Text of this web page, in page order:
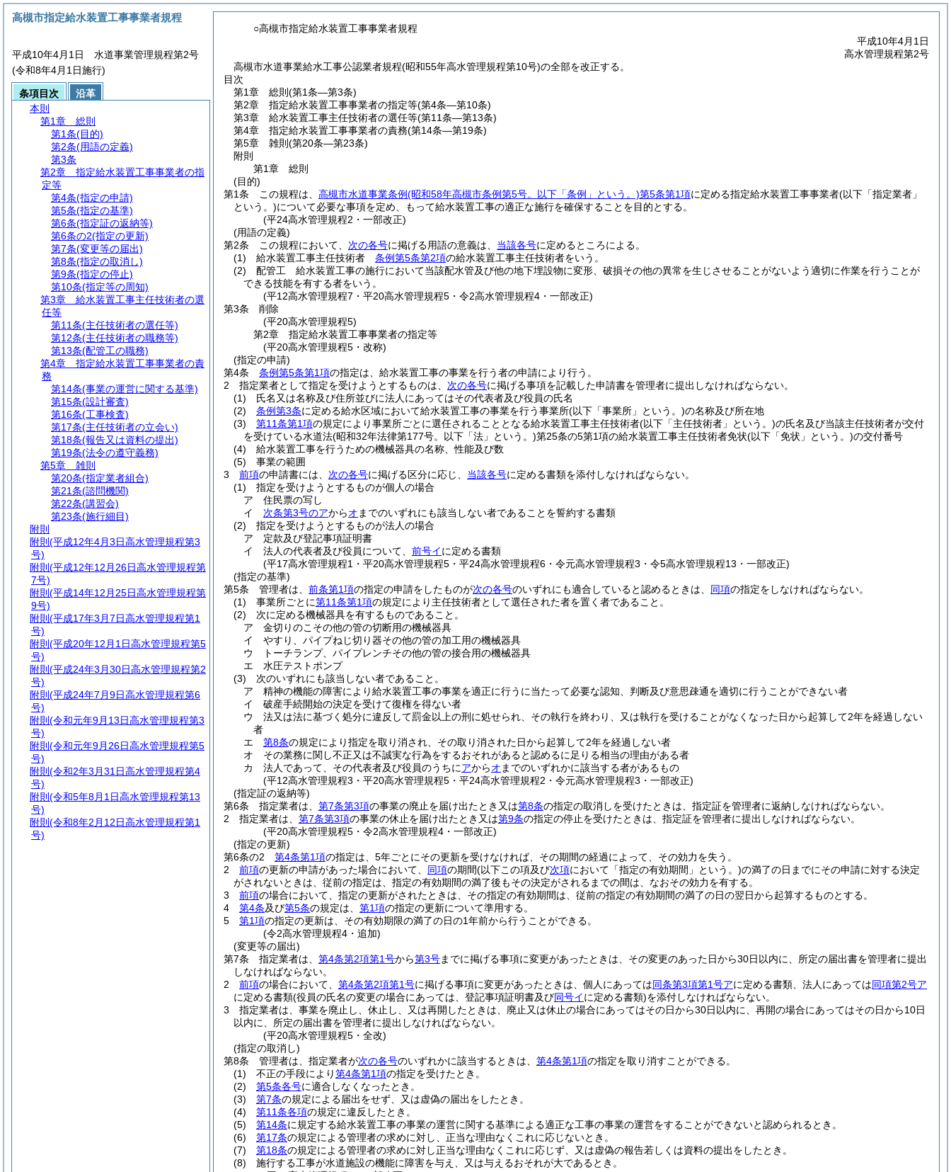
○高槻市指定給水装置工事事業者規程
平成10年4月1日
高水管理規程第2号
高槻市水道事業給水工事公認業者規程(昭和55年高水管理規程第10号)の全部を改正する。
目次
第1章
総則 (第1条―第3条)
第2章
指定給水装置工事事業者の指定等(第4条―第10条)
第3章
給水装置工事主任技術者の選任等(第11条―第13条)
第4章
指定給水装置工事事業者の責務(第14条―第19条)
第5章
雑則 (第20条―第23条)
附則
第1章
総則
(目的)
第1条
この規程は、 高槻市水道事業条例(昭和58年高槻市条例第5号。以下「条例」という。)第5条第1項に定める指定給水装置工事事業者(以下「指定業者」
という。)について必要な事項を定め、もって給水装置工事の適正な施行を確保することを目的とする。
(平24高水管理規程2・一部改正)
(用語の定義)
第2条
この規程において、 次の各号に掲げる用語の意義は、 当該各号に定めるところによる。
(1)
給水装置工事主任技術者 条例第5条第2項の給水装置工事主任技術者をいう。
(2)
配管工 給水装置工事の施行において当該配水管及び他の地下埋設物に変形、破損その他の異常を生じさせることがないよう適切に作業を行うことが
できる技能を有する者をいう。
(平12高水管理規程7・平20高水管理規程5・令2高水管理規程4・一部改正)
第3条
削除
(平20高水管理規程5)
第2章
指定給水装置工事事業者の指定等
(平20高水管理規程5・改称)
(指定の申請)
第4条
条例第5条第1項の指定は、給水装置工事の事業を行う者の申請により行う。
2
指定業者として指定を受けようとするものは、 次の各号に掲げる事項を記載した申請書を管理者に提出しなければならない。
(1)
氏名又は名称及び住所並びに法人にあってはその代表者及び役員の氏名
(2)
条例第3条に定める給水区域において給水装置工事の事業を行う事業所(以下「事業所」という。)の名称及び所在地
(3)
第11条第1項の規定により事業所ごとに選任されることとなる給水装置工事主任技術者(以下「主任技術者」という。)の氏名及び当該主任技術者が交付
を受けている水道法(昭和32年法律第177号。以下「法」という。)第25条の5第1項の給水装置工事主任技術者免状(以下「免状」という。)の交付番号
(4)
給水装置工事を行うための機械器具の名称、性能及び数
(5)
事業の範囲
3
前項の申請書には、 次の各号に掲げる区分に応じ、 当該各号に定める書類を添付しなければならない。
(1)
指定を受けようとするものが個人の場合
ア
住民票の写し
イ
次条第3号のアからオ までのいずれにも該当しない者であることを誓約する書類
(2)
指定を受けようとするものが法人の場合
ア
定款及び登記事項証明書
イ
法人の代表者及び役員について、 前号イに定める書類
(平17高水管理規程1・平20高水管理規程5・平24高水管理規程6・令元高水管理規程3・令5高水管理規程13・一部改正)
(指定の基準)
第5条
管理者は、 前条第1項の指定の申請をしたものが次の各号のいずれにも適合していると認めるときは、 同項の指定をしなければならない。
(1)
事業所ごとに第11条第1項の規定により主任技術者として選任された者を置く者であること。
(2)
次に定める機械器具を有するものであること。
ア
金切りのこその他の管の切断用の機械器具
イ
やすり、パイプねじ切り器その他の管の加工用の機械器具
ウ
トーチランプ、パイプレンチその他の管の接合用の機械器具
エ
水圧テストポンプ
(3)
次のいずれにも該当しない者であること。
ア
精神の機能の障害により給水装置工事の事業を適正に行うに当たって必要な認知、判断及び意思疎通を適切に行うことができない者
イ
破産手続開始の決定を受けて復権を得ない者
ウ
法又は法に基づく処分に違反して罰金以上の刑に処せられ、その執行を終わり、又は執行を受けることがなくなった日から起算して2年を経過しない
者
エ
第8条の規定により指定を取り消され、その取り消された日から起算して2年を経過しない者
オ
その業務に関し不正又は不誠実な行為をするおそれがあると認めるに足りる相当の理由がある者
カ
法人であって、その代表者及び役員のうちにアからオ までのいずれかに該当する者があるもの
(平12高水管理規程3・平20高水管理規程5・平24高水管理規程2・令元高水管理規程3・一部改正)
(指定証の返納等)
第6条
指定業者は、 第7条第3項の事業の廃止を届け出たとき又は第8条の指定の取消しを受けたときは、指定証を管理者に返納しなければならない。
2
指定業者は、 第7条第3項の事業の休止を届け出たとき又は第9条の指定の停止を受けたときは、指定証を管理者に提出しなければならない。
(平20高水管理規程5・令2高水管理規程4・一部改正)
(指定の更新)
第6条の2
第4条第1項の指定は、5年ごとにその更新を受けなければ、その期間の経過によって、その効力を失う。
2
前項の更新の申請があった場合において、 同項の期間(以下この項及び次項において「指定の有効期間」という。)の満了の日までにその申請に対する決定
がされないときは、従前の指定は、指定の有効期間の満了後もその決定がされるまでの間は、なおその効力を有する。
3
前項の場合において、指定の更新がされたときは、その指定の有効期間は、従前の指定の有効期間の満了の日の翌日から起算するものとする。
4
第4条及び第5条の規定は、 第1項の指定の更新について準用する。
5
第1項の指定の更新は、その有効期限の満了の日の1年前から行うことができる。
(令2高水管理規程4・追加)
(変更等の届出)
第7条
指定業者は、 第4条第2項第1号から第3号までに掲げる事項に変更があったときは、その変更のあった日から30日以内に、所定の届出書を管理者に提出
しなければならない。
2
前項の場合において、 第4条第2項第1号に掲げる事項に変更があったときは、個人にあっては同条第3項第1号アに定める書類、法人にあっては同項第2号ア
に定める書類(役員の氏名の変更の場合にあっては、登記事項証明書及び同号イに定める書類)を添付しなければならない。
3
指定業者は、事業を廃止し、休止し、又は再開したときは、廃止又は休止の場合にあってはその日から30日以内に、再開の場合にあってはその日から10日
以内に、所定の届出書を管理者に提出しなければならない。
(平20高水管理規程5・全改)
(指定の取消し)
第8条
管理者は、指定業者が次の各号のいずれかに該当するときは、 第4条第1項の指定を取り消すことができる。
(1)
不正の手段により第4条第1項の指定を受けたとき。
(2)
第5条各号に適合しなくなったとき。
(3)
第7条の規定による届出をせず、又は虚偽の届出をしたとき。
(4)
第11条各項の規定に違反したとき。
(5)
第14条に規定する給水装置工事の事業の運営に関する基準による適正な工事の事業の運営をすることができないと認められるとき。
(6)
第17条の規定による管理者の求めに対し、正当な理由なくこれに応じないとき。
(7)
第18条の規定による管理者の求めに対し正当な理由なくこれに応じず、又は虚偽の報告若しくは資料の提出をしたとき。
(8)
施行する工事が水道施設の機能に障害を与え、又は与えるおそれが大であるとき。
高槻市指定給水装置工事事業者規程
平成10年4月1日 水道事業管理規程第2号
(令和8年4月1日施行)
条項目次
沿革
本則
第1章
総則
第1条(目的)
第2条(用語の定義)
第3条
第2章
指定給水装置工事事業者の指
定等
第4条(指定の申請)
第5条(指定の基準)
第6条(指定証の返納等)
第6条の2(指定の更新)
第7条(変更等の届出)
第8条(指定の取消し)
第9条(指定の停止)
第10条(指定等の周知)
第3章
給水装置工事主任技術者の選
任等
第11条(主任技術者の選任等)
第12条(主任技術者の職務等)
第13条(配管工の職務)
第4章
指定給水装置工事事業者の責
務
第14条(事業の運営に関する基準)
第15条(設計審査)
第16条(工事検査)
第17条(主任技術者の立会い)
第18条(報告又は資料の提出)
第19条(法令の遵守義務)
第5章
雑則
第20条(指定業者組合)
第21条(諮問機関)
第22条(講習会)
第23条(施行細目)
附則
附則 (平成12年4月3日高水管理規程第3
号)
附則 (平成12年12月26日高水管理規程第
7号)
附則 (平成14年12月25日高水管理規程第
9号)
附則 (平成17年3月7日高水管理規程第1
号)
附則 (平成20年12月1日高水管理規程第5
号)
附則 (平成24年3月30日高水管理規程第2
号)
附則 (平成24年7月9日高水管理規程第6
号)
附則 (令和元年9月13日高水管理規程第3
号)
附則 (令和元年9月26日高水管理規程第5
号)
附則 (令和2年3月31日高水管理規程第4
号)
附則 (令和5年8月1日高水管理規程第13
号)
附則 (令和8年2月12日高水管理規程第1
号)